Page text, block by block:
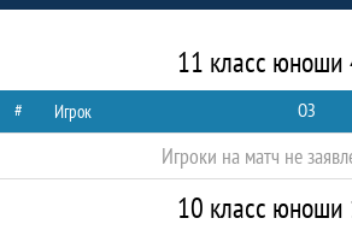
11 класс юноши
# Игрок ОЗ
Игроки на матч не
10 класс юноши